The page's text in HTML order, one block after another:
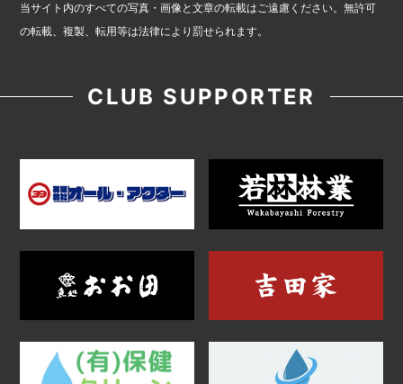
当サイト内のすべての写真・画像と文章の転載はご遠慮ください。無許可
の転載、複製、転用等は法律により罰せられます。
CLUB SUPPORTER